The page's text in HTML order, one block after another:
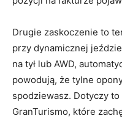
Drugie zaskoczenie to
przy dynamicznej
na tył lub AWD,
powodują, że tylne
spodziewasz. Dotyczy
GranTurismo, które